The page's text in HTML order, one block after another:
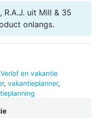
uit Mill & 35
onlangs.
Verlof en vakantie
, vakantieplanner,